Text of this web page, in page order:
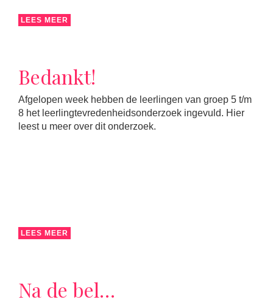
LEES MEER
Bedankt!
Afgelopen week hebben de leerlingen van groep 5 t/m
8 het leerlingtevredenheidsonderzoek ingevuld. Hier
leest u meer over dit onderzoek.
LEES MEER
Na de bel…